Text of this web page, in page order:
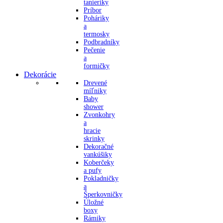
tanieriky
Príbor
Poháriky
a
termosky
Podbradníky
Pečenie
a
formičky
Dekorácie
Drevené
míľniky
Baby
shower
Zvonkohry
a
hracie
skrinky
Dekoračné
vankúšiky
Koberčeky
a pufy
Pokladničky
a
Šperkovničky
Úložné
boxy
Rámiky